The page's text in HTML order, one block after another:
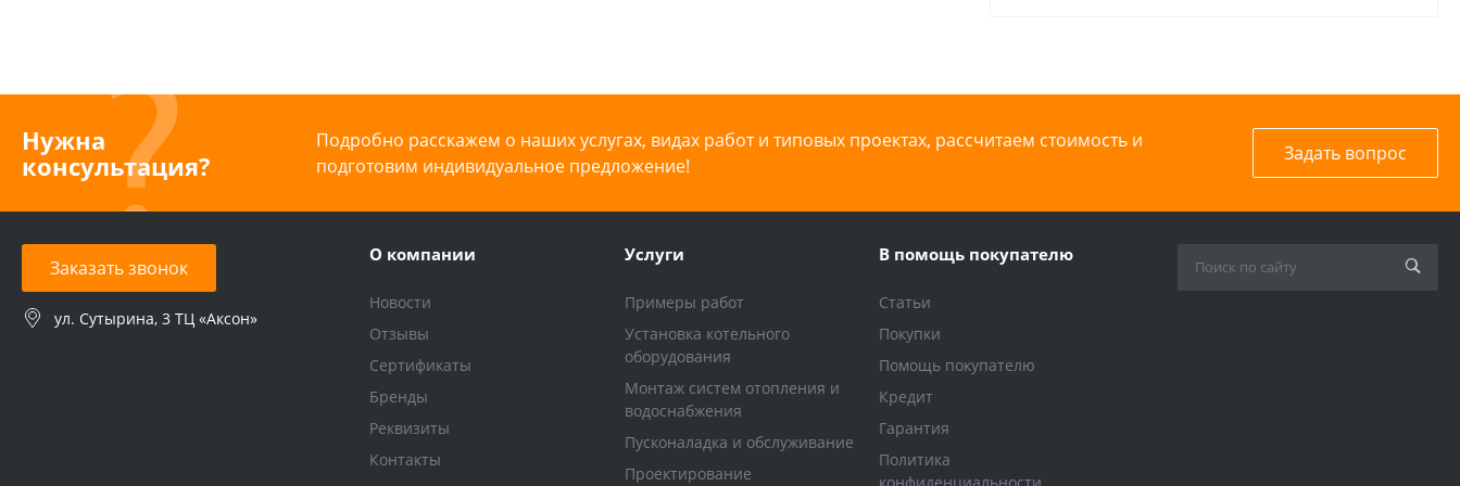
Нужна
консультация?
Подробно расскажем о наших услугах, видах работ и типовых проектах, рассчитаем стоимость и
подготовим индивидуальное предложение!
Задать вопрос
Заказать звонок
ул. Сутырина, 3 ТЦ «Аксон»
О компании
Новости
Отзывы
Сертификаты
Бренды
Реквизиты
Контакты
Услуги
Примеры работ
Установка котельного
оборудования
Монтаж систем отопления и
водоснабжения
Пусконаладка и обслуживание
Проектирование
В помощь покупателю
Статьи
Покупки
Помощь покупателю
Кредит
Гарантия
Политика
конфиденциальности